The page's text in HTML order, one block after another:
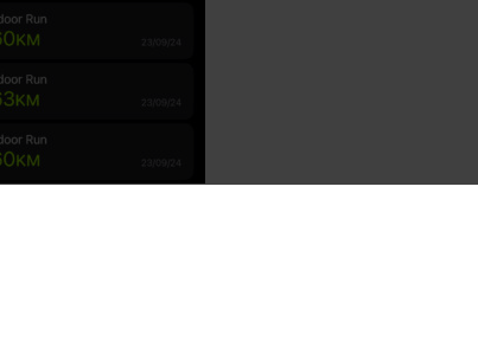
con todos antes de esta prueba, en esta
modelo, de manera que tuviéramos fresco el